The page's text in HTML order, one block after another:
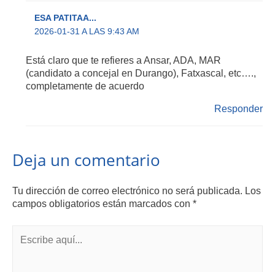
ESA PATITAA...
2026-01-31 A LAS 9:43 AM
Está claro que te refieres a Ansar, ADA, MAR
(candidato a concejal en Durango), Fatxascal, etc….,
completamente de acuerdo
Responder
Deja un comentario
Tu dirección de correo electrónico no será publicada. Los
campos obligatorios están marcados con *